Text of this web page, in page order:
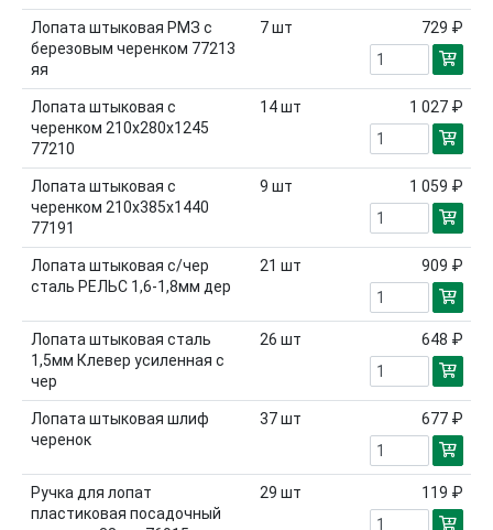
Лопата штыковая РМЗ с
березовым черенком 77213
яя
7шт 729 ₽
Лопата штыковая с
черенком 210х280х1245
77210
14шт 1 027 ₽
Лопата штыковая с
черенком 210х385х1440
77191
9 шт 1 059 ₽
Лопата штыковая с/чер
сталь РЕЛЬС 1,6-1,8мм дер
21 шт 909 ₽
Лопата штыковая сталь
1,5мм Клевер усиленная с
чер
26 шт 648 ₽
Лопата штыковая шлиф
черенок
37шт 677 ₽
Ручка для лопат
пластиковая посадочный
29 шт 119 ₽